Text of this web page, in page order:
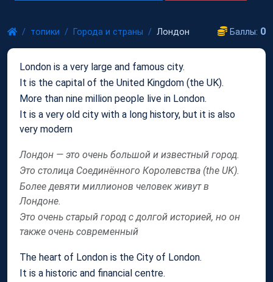
топики Города и страны Лондон Баллы: 0
London is a very large and famous city.
It is the capital of the United Kingdom (the UK).
More than nine million people live in London.
It is a very old city with a long history, but it is also
very modern
Лондон — это очень большой и известный город.
Это столица Соединённого Королевства (the UK).
Более девяти миллионов человек живут в
Лондоне.
Это очень старый город с долгой историей, но он
также очень современный
The heart of London is the City of London.
It is a historic and financial centre.